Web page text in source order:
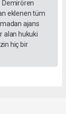
Demirören
eklenen tüm
ajans
alan hukuki
hiç bir